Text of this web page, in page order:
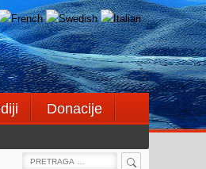
Donacije
Search
Search